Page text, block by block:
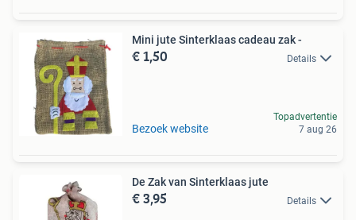
Mini jute Sinterklaas cadeau zak -
€ 1,50 Details
Bezoek website
Topadvertentie
7 aug 26
De Zak van Sinterklaas jute
€ 3,95 Details